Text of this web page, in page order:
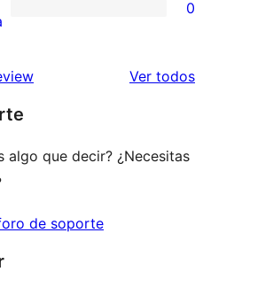
0
Ver todoslos
algo que decir? ¿Necesitas
de soporte